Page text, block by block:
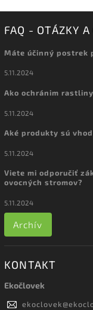
FAQ - OTÁZKY A
Máte účinný postrek
5.11.2024
Ako ochránim
5.11.2024
Aké produkty sú
5.11.2024
Viete mi odporučiť
ovocných stromov?
5.11.2024
Archív
KONTAKT
Ekočlovek
ekoclovek@